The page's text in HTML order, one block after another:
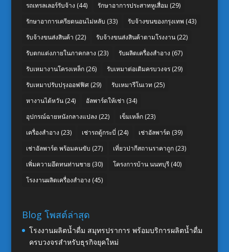
รถเทรลเลอร์รับจ้าง (44) รักษาอาการประสาทหูเสื่อม (29)
รักษาอาการเครียดนอนไม่หลับ (33) รับจ้างขนของกรุงเทพ (43)
รับจ้างขนส่งสินค้า (22) รับจ้างขนส่งสินค้าตามโรงงาน(22)
รับตกแต่งภายในภาคกลาง (23) รับผลิตเครื่องสำอาง (67)
รับเหมางานโครงเหล็ก(26) รับเหมาต่อเติมครบวงจร(29)
รับเหมาปรับปรุงออฟฟิศ(29) รับเหมารีโนเวท (25)
หางานไต้หวัน(24) อัลพาร์ดให้เช่า (34)
อุปกรณ์ฉายหนังกลางแปลง (22) เข็มเหล็ก(23)
เครื่องสำอาง (23) เช่ารถตู้กระบี่ (24) เช่าอัลพาร์ด (39)
เช่าอัลพาร์ด พร้อมคนขับ (27) เที่ยวปากีสถานราคาถูก(23)
เพิ่มความอึดทนท่านชาย (30) โครงการบ้าน นนทบุรี(40)
โรงงานผลิตเครื่องสำอาง (45)
Blog โพสต์ล่าสุด
โรงงานผลิตน้ำดื่ม สมุทรปราการ พร้อมบริการผลิตน้ำดื่ม
ครบวงจรสำหรับธุรกิจยุคใหม่